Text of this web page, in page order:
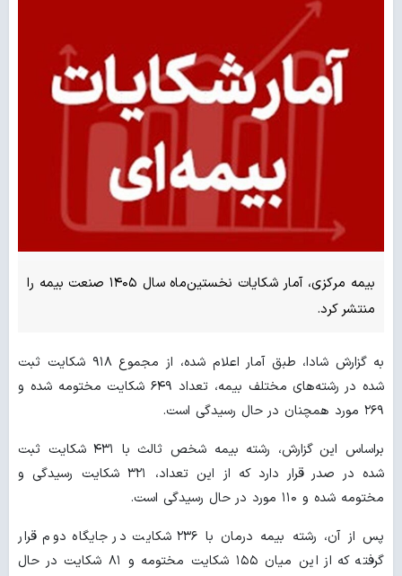
بیمه مرکزی، آمار شکایات نخستین‌ماه سال ۱۴۰۵ صنعت بیمه را
منتشر کرد.
به گزارش شادا، طبق آمار اعلام شده، از مجموع ۹۱۸ شکایت ثبت
شده در رشته‌های مختلف بیمه، تعداد ۶۴۹ شکایت مختومه شده و
۲۶۹ مورد همچنان در حال رسیدگی است.
براساس این گزارش، رشته بیمه شخص ثالث با ۴۳۱ شکایت ثبت
شده در صدر قرار دارد که از این تعداد، ۳۲۱ شکایت رسیدگی و
مختومه شده و ۱۱۰ مورد در حال رسیدگی است.
پس از آن، رشته بیمه درمان با ۲۳۶ شکایت در جایگاه دوم قرار
گرفته که از این میان ۱۵۵ شکایت مختومه و ۸۱ شکایت در حال